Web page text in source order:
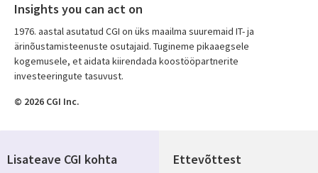
Insights you can act on
1976. aastal asutatud CGI on üks maailma suuremaid IT- ja
ärinõustamisteenuste osutajaid. Tugineme pikaaegsele
kogemusele, et aidata kiirendada koostööpartnerite
investeeringute tasuvust.
© 2026 CGI Inc.
Ettevõttest
Lisateave CGI kohta